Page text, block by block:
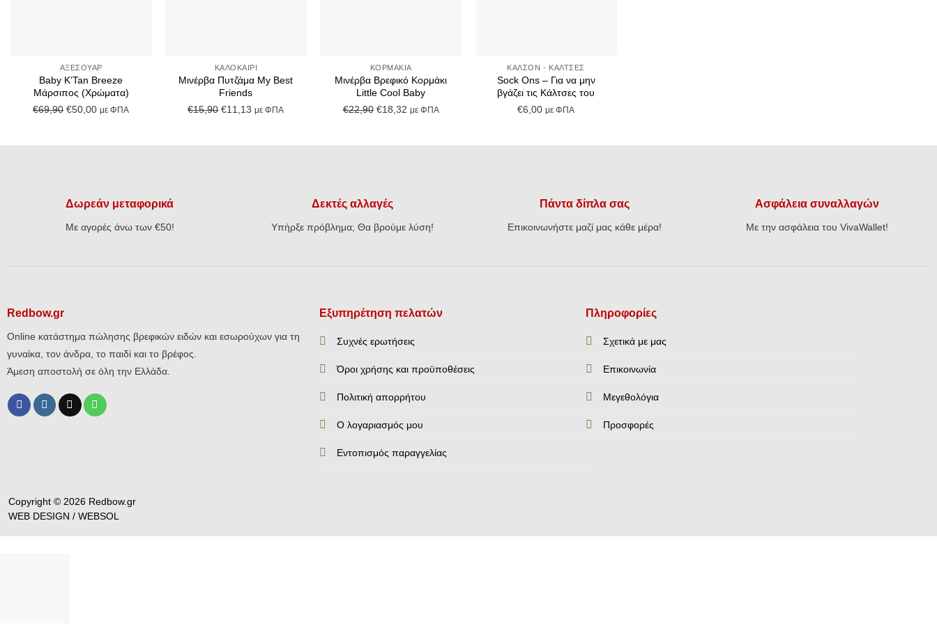
ΑΞΕΣΟΥΆΡ
Baby K’Tan Breeze
Μάρσιπος (Χρώματα)
€69,90 Original
€50,00Ημε ΦΠΑ
ΚΑΛΟΚΑΊΡΙ
Μινέρβα Πυτζάμα My Best
Friends
€15,90 Original
€11,13 Η
με ΦΠΑ
ΚΟΡΜΆΚΙΑ
Μινέρβα Βρεφικό Κορμάκι
Little Cool Baby
€22,90 Original
€18,32Ημε ΦΠΑ
ΚΑΛΣΌΝ - ΚΆΛΤΣΕΣ
Sock Ons – Για να μην
βγάζει τις Κάλτσες του
€6,00 με ΦΠΑ
Δωρεάν μεταφορικά
Με αγορές άνω των €50!
Δεκτές αλλαγές
Υπήρξε πρόβλημα; Θα βρούμε λύση!
Πάντα δίπλα σας
Επικοινωνήστε μαζί μας κάθε μέρα!
Ασφάλεια συναλλαγών
Με την ασφάλεια του VivaWallet!
Redbow.gr
Online κατάστημα πώλησης βρεφικών ειδών και εσωρούχων για τη
γυναίκα, τον άνδρα, το παιδί και το βρέφος.
Άμεση αποστολή σε όλη την Ελλάδα.
Εξυπηρέτηση πελατών
Συχνές ερωτήσεις
Όροι χρήσης και προϋποθέσεις
Πολιτική απορρήτου
Ο λογαριασμός μου
Εντοπισμός παραγγελίας
Πληροφορίες
Σχετικά με μας
Επικοινωνία
Mεγεθολόγια
Προσφορές
Copyright © 2026 Redbow.gr
WEB DESIGN / WEBSOL